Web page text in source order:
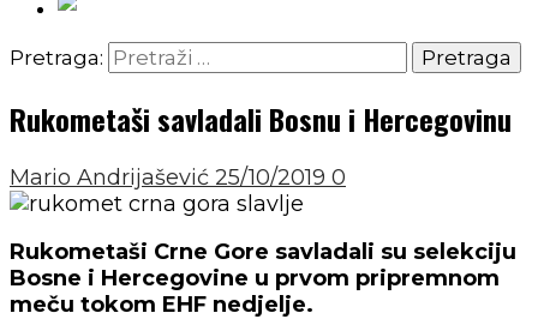
Pretraga:
Rukometaši savladali Bosnu i Hercegovinu
Mario Andrijašević 25/10/2019 0
Rukometaši Crne Gore savladali su selekciju
Bosne i Hercegovine u prvom pripremnom
meču tokom EHF nedjelje.